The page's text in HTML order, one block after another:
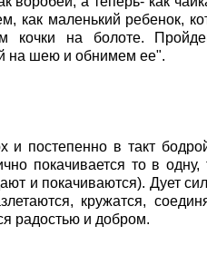
как маленький ребенок,
кочки на болоте.
на шею и обнимем ее".
постепенно в такт
покачивается то в одну,
и покачиваются). Дует
кружатся,
радостью и добром.